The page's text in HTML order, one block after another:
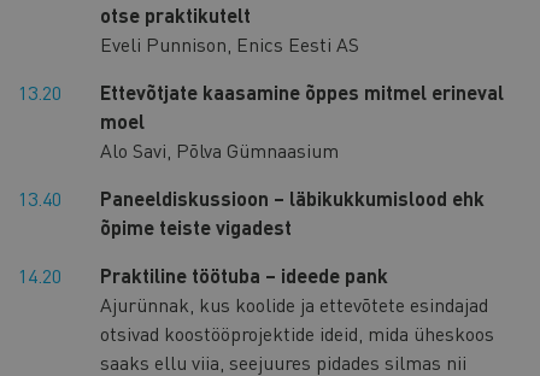
otse praktikutelt
Eveli Punnison, Enics Eesti AS
13.20
Ettevõtjate kaasamine õppes mitmel erineval
moel
Alo Savi, Põlva Gümnaasium
13.40
Paneeldiskussioon – läbikukkumislood ehk
õpime teiste vigadest
14.20
Praktiline töötuba – ideede pank
Ajurünnak, kus koolide ja ettevõtete esindajad
otsivad koostööprojektide ideid, mida üheskoos
saaks ellu viia, seejuures pidades silmas nii